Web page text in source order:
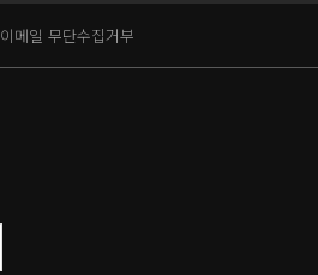
이메일 무단수집거부